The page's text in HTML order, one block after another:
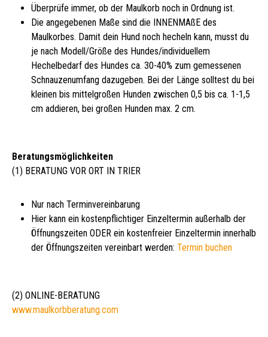
Überprüfe immer, ob der Maulkorb noch in Ordnung ist.
Die angegebenen Maße sind die INNENMAßE des
Maulkorbes. Damit dein Hund noch hecheln kann, musst du
je nach Modell/Größe des Hundes/individuellem
Hechelbedarf des Hundes ca. 30-40% zum gemessenen
Schnauzenumfang dazugeben. Bei der Länge solltest du bei
kleinen bis mittelgroßen Hunden zwischen 0,5 bis ca. 1-1,5
cm addieren, bei großen Hunden max. 2 cm.
Beratungsmöglichkeiten
(1) BERATUNG VOR ORT IN TRIER
Nur nach Terminvereinbarung
Hier kann ein kostenpflichtiger Einzeltermin außerhalb der
Öffnungszeiten ODER ein kostenfreier Einzeltermin innerhalb
der Öffnungszeiten vereinbart werden: Termin buchen
(2) ONLINE-BERATUNG
www.maulkorbberatung.com